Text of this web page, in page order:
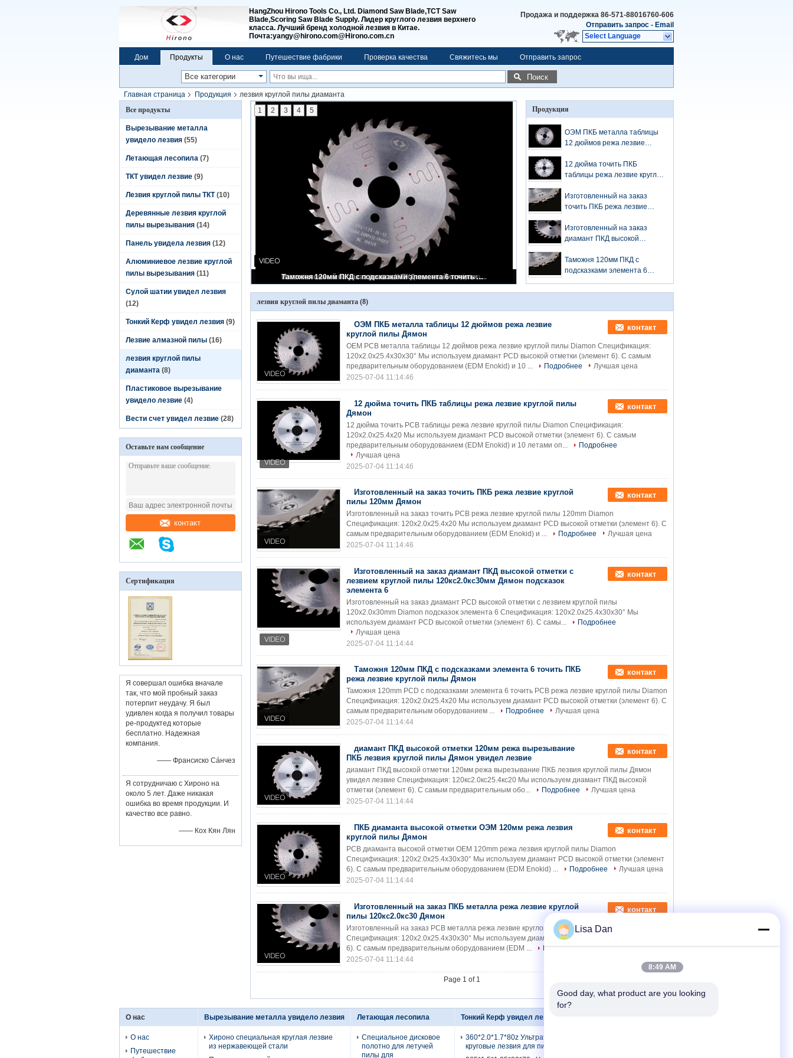
HangZhou Hirono Tools Co., Ltd. Diamond Saw Blade,TCT Saw
Blade,Scoring Saw Blade Supply. Лидер круглого лезвия верхнего
класса. Лучший бренд холодной лезвия в Китае.
Почта:yangy@hirono.com@Hirono.com.cn
Продажа и поддержка 86-571-88016760-606
Отправить запрос - Email
Select Language
Дом Продукты О нас Путешествие фабрики Проверка качества Свяжитесь мы Отправить запрос
Поиск
Главная страница Продукция
лезвия круглой пилы диаманта
Все продукты
Вырезывание металла
увидело лезвия (55)
Летающая лесопила (7)
ТКТ увидел лезвие (9)
Лезвия круглой пилы ТКТ (10)
Деревянные лезвия круглой
пилы вырезывания (14)
Панель увидела лезвия (12)
Алюминиевое лезвие круглой
пилы вырезывания (11)
Сулой шатии увидел лезвия
(12)
Тонкий Керф увидел лезвия (9)
Лезвие алмазной пилы (16)
лезвия круглой пилы
диаманта (8)
Пластиковое вырезывание
увидело лезвие (4)
Вести счет увидел лезвие (28)
Оставьте нам сообщение
контакт
Сертификация
Я совершал ошибка вначале
так, что мой пробный заказ
потерпит неудачу. Я был
удивлен когда я получил товары
ре-продуктед которые
бесплатно. Надежная
компания.
—— Франсиско Сáнчез
Я сотрудничаю с Хироно на
около 5 лет. Даже никакая
ошибка во время продукции. И
качество все равно.
—— Кох Кян Лян
ОЭМ ПКБ металла таблицы 12 дюймов режа лезвие круглой пилы Дямон
1 2 3 4 5 Продукция
ОЭМ ПКБ металла таблицы
12 дюймов режа лезвие
12 дюйма точить ПКБ
таблицы режа лезвие круглой
Изготовленный на заказ
точить ПКБ режа лезвие
Изготовленный на заказ
диамант ПКД высокой
пилы 120кс2.0кс30мм Дямон
подсказок элемента 6
Таможня 120мм ПКД с
подсказками элемента 6
круглой пилы Дямон
лезвия круглой пилы диаманта (8)
ОЭМ ПКБ металла таблицы 12 дюймов режа лезвие
круглой пилы Дямон
контакт
OEM PCB металла таблицы 12 дюймов режа лезвие круглой пилы Diamon Спецификация:
120x2.0x25.4x30x30° Мы используем диамант PCD высокой отметки (элемент 6). С самым
предварительным оборудованием (EDM Enokid) и 10 ...
Подробнее
Лучшая цена
2025-07-04 11:14:46
12 дюйма точить ПКБ таблицы режа лезвие круглой пилы
Дямон
контакт
12 дюйма точить PCB таблицы режа лезвие круглой пилы Diamon Спецификация:
120x2.0x25.4x20 Мы используем диамант PCD высокой отметки (элемент 6). С самым
предварительным оборудованием (EDM Enokid) и 10 летами оп...
Подробнее
Лучшая цена
2025-07-04 11:14:46
Изготовленный на заказ точить ПКБ режа лезвие круглой
пилы 120мм Дямон
контакт
Изготовленный на заказ точить PCB режа лезвие круглой пилы 120mm Diamon
Спецификация: 120x2.0x25.4x20 Мы используем диамант PCD высокой отметки (элемент 6). С
самым предварительным оборудованием (EDM Enokid) и ...
Подробнее
Лучшая цена
2025-07-04 11:14:46
Изготовленный на заказ диамант ПКД высокой отметки с
лезвием круглой пилы 120кс2.0кс30мм Дямон подсказок
элемента 6
контакт
Изготовленный на заказ диамант PCD высокой отметки с лезвием круглой пилы
120x2.0x30mm Diamon подсказок элемента 6 Спецификация: 120x2.0x25.4x30x30° Мы
используем диамант PCD высокой отметки (элемент 6). С самы...
Подробнее
Лучшая цена
2025-07-04 11:14:44
Таможня 120мм ПКД с подсказками элемента 6 точить ПКБ
режа лезвие круглой пилы Дямон
контакт
Таможня 120mm PCD с подсказками элемента 6 точить PCB режа лезвие круглой пилы Diamon
Спецификация: 120x2.0x25.4x20 Мы используем диамант PCD высокой отметки (элемент 6). С
самым предварительным оборудованием ...
Подробнее
Лучшая цена
2025-07-04 11:14:44
диамант ПКД высокой отметки 120мм режа вырезывание
ПКБ лезвия круглой пилы Дямон увидел лезвие
контакт
диамант ПКД высокой отметки 120мм режа вырезывание ПКБ лезвия круглой пилы Дямон
увидел лезвие Спецификация: 120кс2.0кс25.4кс20 Мы используем диамант ПКД высокой
отметки (элемент 6). С самым предварительным обо...
Подробнее
Лучшая цена
2025-07-04 11:14:44
ПКБ диаманта высокой отметки ОЭМ 120мм режа лезвия
круглой пилы Дямон
контакт
PCB диаманта высокой отметки OEM 120mm режа лезвия круглой пилы Diamon
Спецификация: 120x2.0x25.4x30x30° Мы используем диамант PCD высокой отметки (элемент
6). С самым предварительным оборудованием (EDM Enokid) ...
Подробнее
Лучшая цена
2025-07-04 11:14:44
Изготовленный на заказ ПКБ металла режа лезвие круглой
пилы 120кс2.0кс30 Дямон
контакт
Изготовленный на заказ PCB металла режа лезвие круглой пилы 120x2.0x30 Diamon
Спецификация: 120x2.0x25.4x30x30° Мы используем диамант PCD высокой отметки (элемент
6). С самым предварительным оборудованием (EDM ...
Подробнее
Лучшая цена
2025-07-04 11:14:44
Page 1 of 1
О нас
О нас
Путешествие
Вырезывание металла увидело лезвия
Хироно специальная круглая лезвие
из нержавеющей стали
Летающая лесопила
Специальное дисковое
полотно для летучей
пилы для
Тонкий Керф увидел лезвия
360*2.0*1.7*80z Ультратонкие
круговые лезвия для пилы.
Lisa Dan
8:49 AM
Good day, what product are you looking
for?